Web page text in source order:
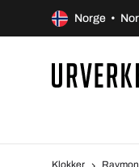
Norge •
Klokker